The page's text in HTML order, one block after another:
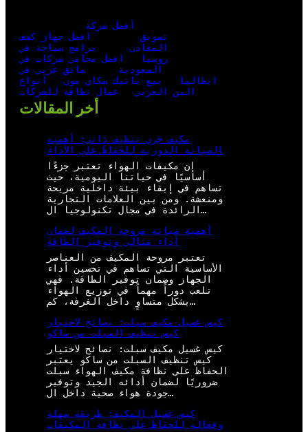
أفضل شركة
تسويق
افضل جهاز كشف
المعادن
برامج سياحة في
روسيا
افضل محامي شركات في
السعودية
سائق عربي في
ايطاليا
بيع باتيك سكاي مون
أنواع
البن العربي
عمال نظافة للشركات
أخر المقالات
مكيف جري تنظيف ذاتي: أهمية
الصيانة الدورية للحفاظ على الأداء
إن مكيفات الهواء تعتبر جزءًا
أساسيًا في حياتنا اليومية، حيث
تساهم في إبقاء بيئة داخلية مريحة
ومنعشة. ومن بين العلامات التجارية
الرائدة في مجال تكنولوجيا ال…
أهمية صيانة مروحة المكيف لضمان
أداء مثالي وتوفير الطاقة
تعتبر مروحة المكيف من العناصر
الأساسية التي تساهم في تحسين أداء
الجهاز وضمان توفير الطاقة. فهي
تلعب دوراً مهماً في توزيع الهواء
بشكل متساوٍ داخل الغرفة، كم…
كيس غسيل مكيف سبلت: نصائح لاختيار
كيس تنظيف السبلت من ساكو
كيس غسيل مكيف سبلت: نصائح لاختيار
كيس تنظيف السبلت من ساكو يعتبر
الحفاظ على نظافة مكيف الهواء سبلت
ضروريًا لضمان أدائه الجيد وتوفير
جودة هواء صحية داخل ال…
كيس غسيل المكيف: طريقة سهلة
وفعالة للحفاظ على نظافة المكيفات